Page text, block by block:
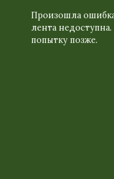
Произошла
лента
попытку позже.